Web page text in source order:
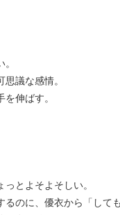
議な感情。
伸ばす。
とよそよそしい。
のに、優衣から「して